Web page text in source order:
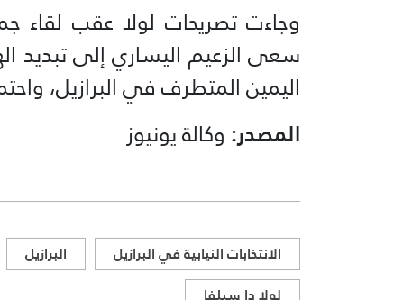
وجاءت تصريحات لولا عقب لقاء
سعى الزعيم اليساري إلى تبديد
اليمين المتطرف في البرازيل،
المصدر: وكالة يونيوز
الانتخابات النيابية في البرازيل البرازيل
لولا دا سيلفا